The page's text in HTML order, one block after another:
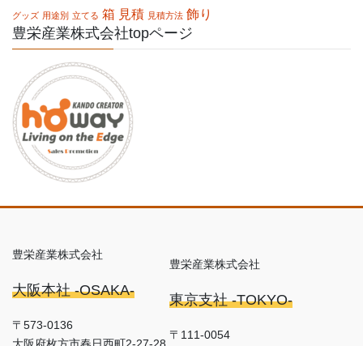
グッズ 用途別 立てる 箱 見積 見積方法 飾り
豊栄産業株式会社topページ
豊栄産業株式会社
大阪本社 -OSAKA-
〒573-0136
豊栄産業株式会社
東京支社 -TOKYO-
〒111-0054